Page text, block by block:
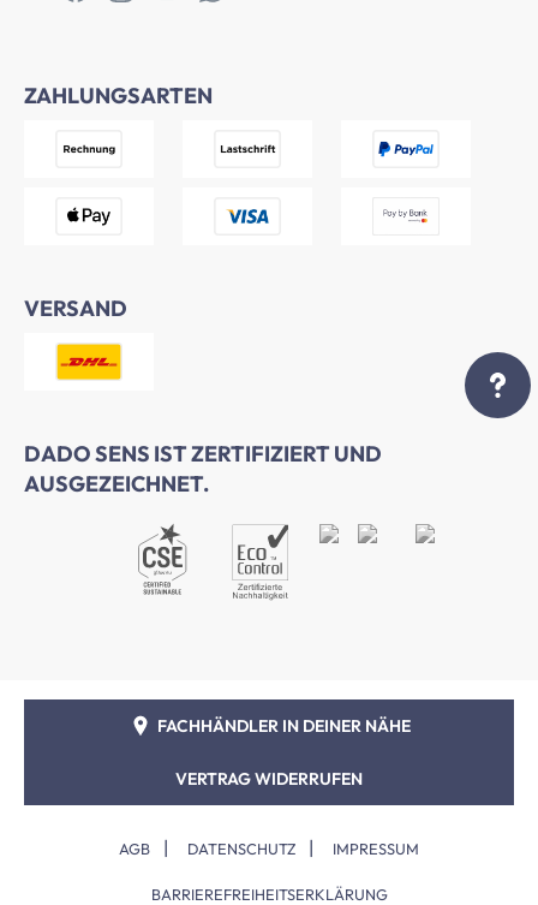
ZAHLUNGSARTEN
VERSAND
DADO SENS IST ZERTIFIZIERT UND
AUSGEZEICHNET.
FACHHÄNDLER IN DEINER NÄHE
VERTRAG WIDERRUFEN
AGB | DATENSCHUTZ | IMPRESSUM
BARRIEREFREIHEITSERKLÄRUNG